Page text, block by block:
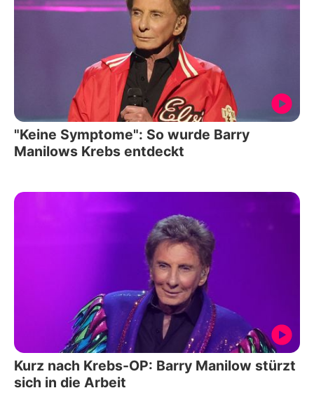
"Keine Symptome": So wurde Barry
Manilows Krebs entdeckt
Kurz nach Krebs-OP: Barry Manilow stürzt
sich in die Arbeit